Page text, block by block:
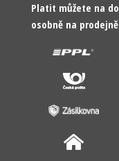
Platit můžete na
osobně na